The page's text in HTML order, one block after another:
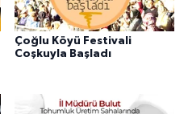
Çoğlu Köyü Festivali
Coşkuyla Başladı